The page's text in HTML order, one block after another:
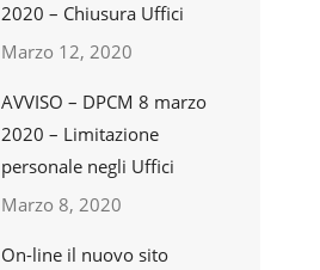
2020 – Chiusura Uffici
Marzo 12, 2020
AVVISO – DPCM 8 marzo
2020 – Limitazione
personale negli Uffici
Marzo 8, 2020
On-line il nuovo sito